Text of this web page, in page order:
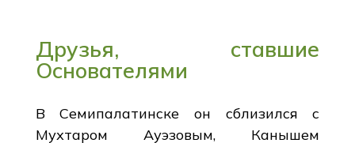
Друзья, ставшие
Основателями
В Семипалатинске он сблизился с
Мухтаром Ауэзовым, Канышем